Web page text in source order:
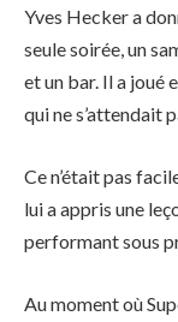
Yves Hecker a
seule soirée, un
et un bar. Il a joué
qui ne s’attendait
Ce n’était pas
lui a appris une
performant sous
Au moment où